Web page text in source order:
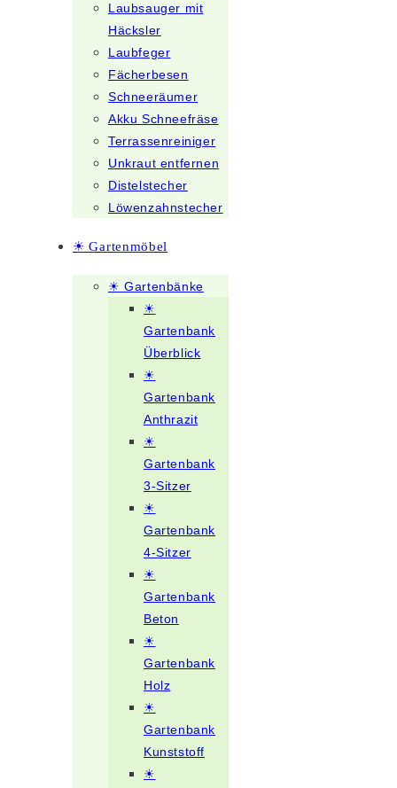
Laubsauger mit
Häcksler
Laubfeger
Fächerbesen
Schneeräumer
Akku Schneefräse
Terrassenreiniger
Unkraut entfernen
Distelstecher
Löwenzahnstecher
☀ Gartenmöbel
☀ Gartenbänke
☀
Gartenbank
Überblick
☀
Gartenbank
Anthrazit
☀
Gartenbank
3-Sitzer
☀
Gartenbank
4-Sitzer
☀
Gartenbank
Beton
☀
Gartenbank
Holz
☀
Gartenbank
Kunststoff
☀